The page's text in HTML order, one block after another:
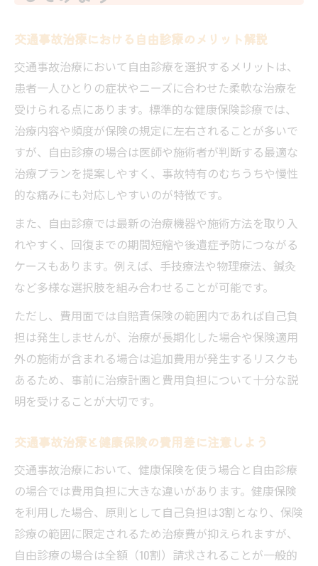
交通事故治療における自由診療のメリット解説
交通事故治療において自由診療を選択するメリットは、
患者一人ひとりの症状やニーズに合わせた柔軟な治療を
受けられる点にあります。標準的な健康保険診療では、
治療内容や頻度が保険の規定に左右されることが多いで
すが、自由診療の場合は医師や施術者が判断する最適な
治療プランを提案しやすく、事故特有のむちうちや慢性
的な痛みにも対応しやすいのが特徴です。
また、自由診療では最新の治療機器や施術方法を取り入
れやすく、回復までの期間短縮や後遺症予防につながる
ケースもあります。例えば、手技療法や物理療法、鍼灸
など多様な選択肢を組み合わせることが可能です。
ただし、費用面では自賠責保険の範囲内であれば自己負
担は発生しませんが、治療が長期化した場合や保険適用
外の施術が含まれる場合は追加費用が発生するリスクも
あるため、事前に治療計画と費用負担について十分な説
明を受けることが大切です。
交通事故治療と健康保険の費用差に注意しよう
交通事故治療において、健康保険を使う場合と自由診療
の場合では費用負担に大きな違いがあります。健康保険
を利用した場合、原則として自己負担は3割となり、保険
診療の範囲に限定されるため治療費が抑えられますが、
自由診療の場合は全額（10割）請求されることが一般的